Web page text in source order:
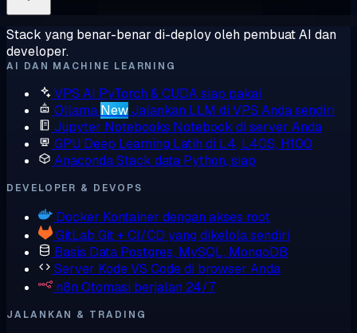
Stack yang benar-benar di-deploy oleh pembuat AI dan
developer.
AI DAN MACHINE LEARNING
VPS AI PyTorch & CUDA siap pakai
Ollama NewJalankan LLM di VPS Anda sendiri
Jupyter Notebooks Notebook di server Anda
GPU Deep Learning Latih di L4, L40S, H100
AnacondaStack data Python, siap
DEVELOPER & DEVOPS
Docker Kontainer dengan akses root
GitLab Git + CI/CD yang dikelola sendiri
Basis Data Postgres, MySQL, MongoDB
Server KodeVS Code di browser Anda
n8n Otomasi berjalan 24/7
JALANKAN & TRADING